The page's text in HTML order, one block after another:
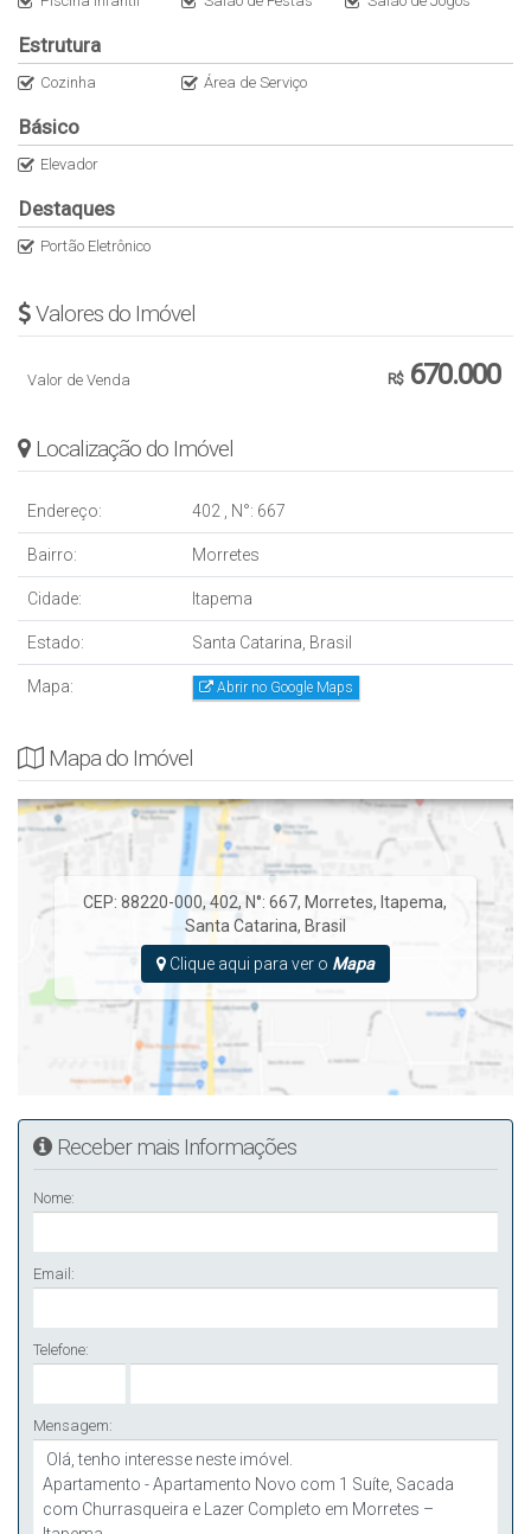
Estrutura
Cozinha Área de Serviço
Básico
Elevador
Destaques
Portão Eletrônico
Valores do Imóvel
R$670.000
Valor de Venda
Localização do Imóvel
Endereço: 402 N°: 667
Bairro: Morretes
Cidade: Itapema
Estado: Santa Catarina, Brasil
Mapa: Abrir no Google Maps
Mapa do Imóvel
CEP: 88220-000,402, N°: 667, Morretes, Itapema,
Santa Catarina, Brasil
Clique aqui para ver o Mapa
Receber mais Informações
Nome:
Email:
Telefone:
Mensagem: